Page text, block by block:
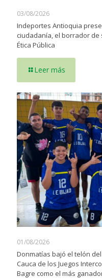
03/08/2026
Indeportes Antioquia
ciudadanía, el borrador de
Ética Pública
Leer más
01/08/2026
Donmatías bajó el telón
Cauca de los Juegos
Bagre como el más